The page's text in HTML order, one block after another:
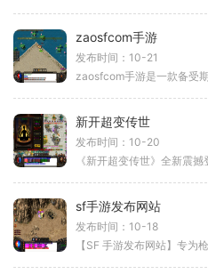
zaosfcom手游
发布时间：10-21
新开超变传世
发布时间：10-20
sf手游发布网站
发布时间：10-18